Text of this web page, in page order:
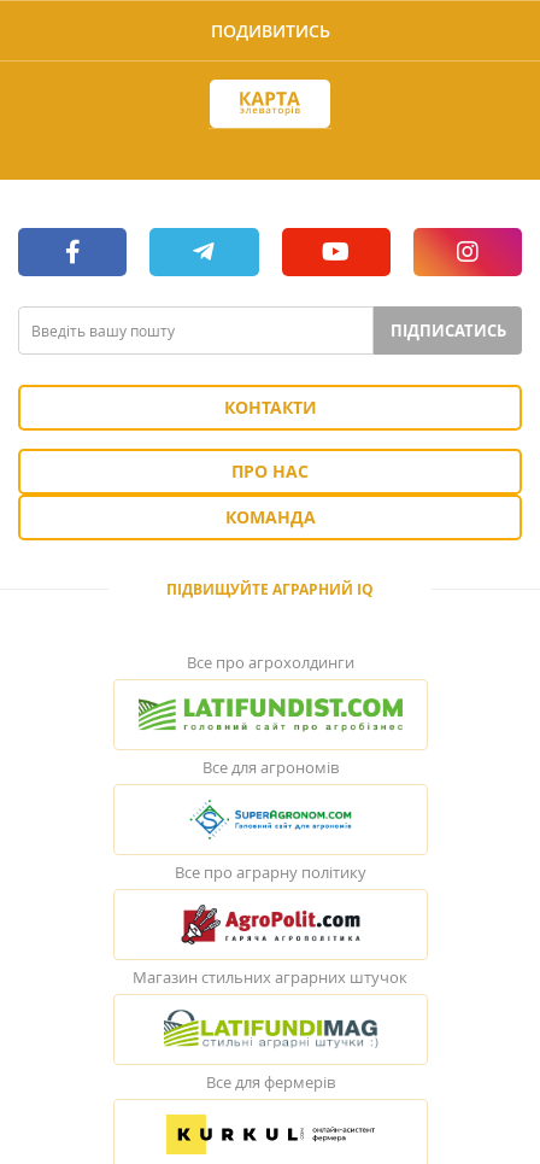
ПОДИВИТИСЬ
ПІДПИСАТИСЬ
КОНТАКТИ
ПРО НАС
КОМАНДА
ПІДВИЩУЙТЕ АГРАРНИЙ IQ
Все про агрохолдинги
Все для агрономів
Все про аграрну політику
Магазин стильних аграрних штучок
Все для фермерів